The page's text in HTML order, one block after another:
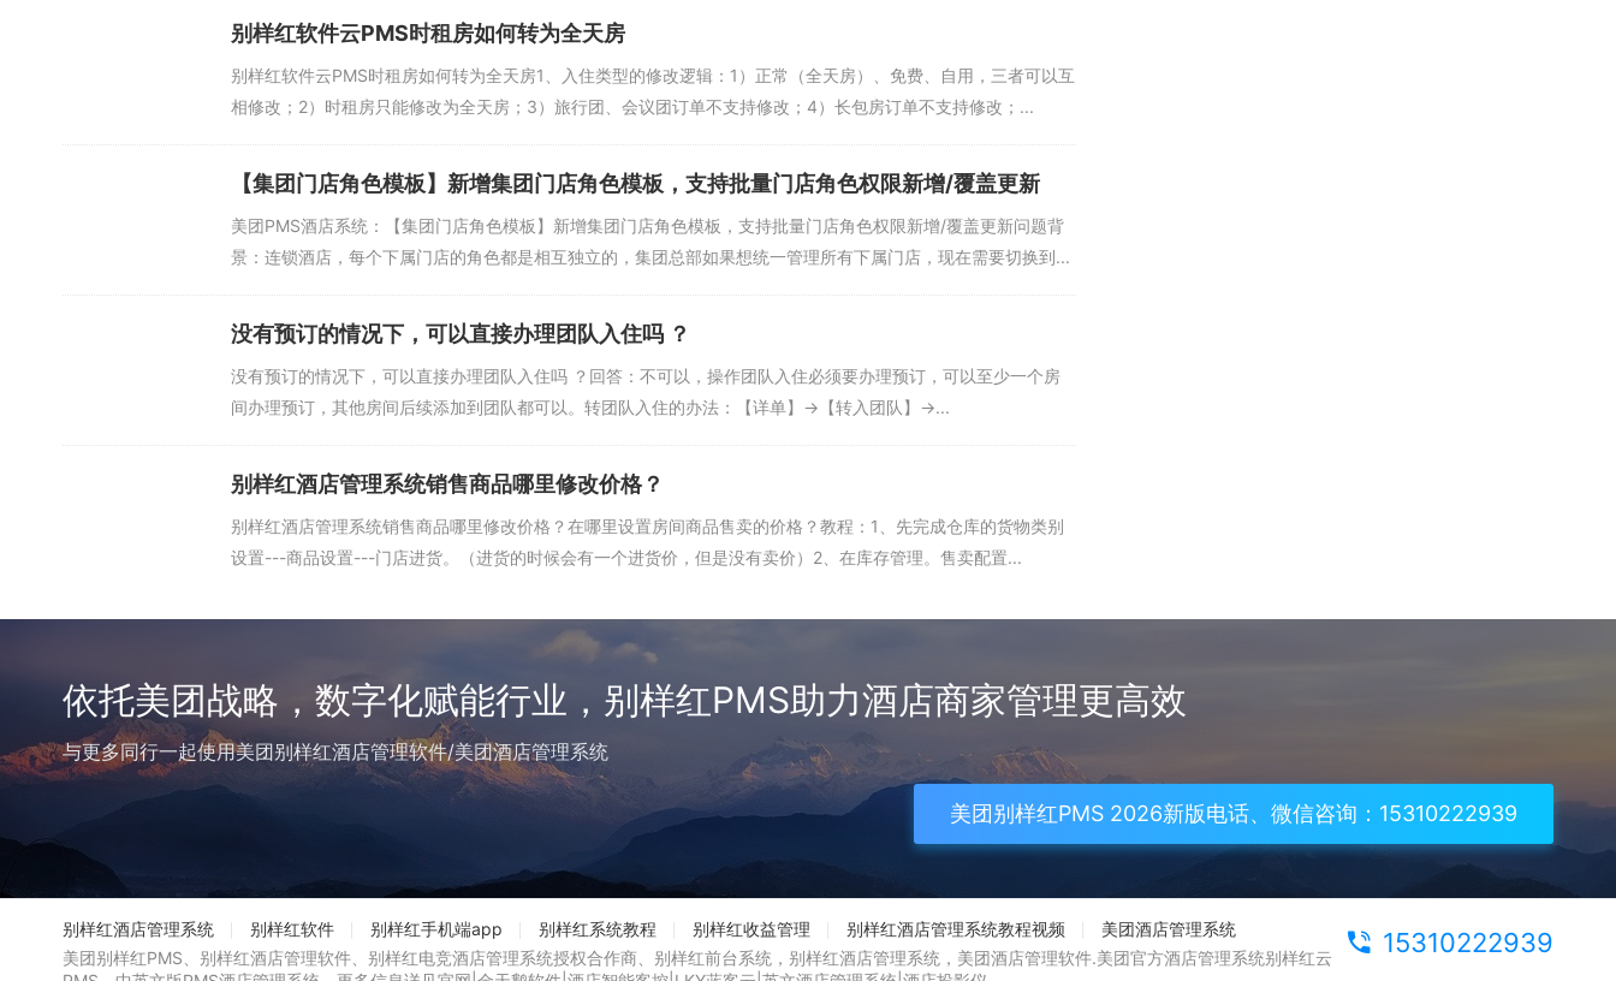
别样红软件云PMS时租房如何转为全天房
别样红软件云PMS时租房如何转为全天房1、入住类型的修改逻辑：1）正常（全天房）、免费、自用，三者可以互
相修改；2）时租房只能修改为全天房；3）旅行团、会议团订单不支持修改；4）长包房订单不支持修改；...
【集团门店角色模板】新增集团门店角色模板，支持批量门店角色权限新增/覆盖更新
美团PMS酒店系统：【集团门店角色模板】新增集团门店角色模板，支持批量门店角色权限新增/覆盖更新问题背
景：连锁酒店，每个下属门店的角色都是相互独立的，集团总部如果想统一管理所有下属门店，现在需要切换到...
没有预订的情况下，可以直接办理团队入住吗 ？
没有预订的情况下，可以直接办理团队入住吗 ？回答：不可以，操作团队入住必须要办理预订，可以至少一个房
间办理预订，其他房间后续添加到团队都可以。转团队入住的办法：【详单】->【转入团队】->...
别样红酒店管理系统销售商品哪里修改价格？
别样红酒店管理系统销售商品哪里修改价格？在哪里设置房间商品售卖的价格？教程：1、先完成仓库的货物类别
设置---商品设置---门店进货。（进货的时候会有一个进货价，但是没有卖价）2、在库存管理。售卖配置...
依托美团战略，数字化赋能行业，别样红PMS助力酒店商家管理更高效
与更多同行一起使用美团别样红酒店管理软件/美团酒店管理系统
美团别样红PMS 2026新版电话、微信咨询：15310222939
15310222939
别样红酒店管理系统 别样红软件 别样红手机端app 别样红系统教程 别样红收益管理 别样红酒店管理系统教程视频
美团酒店管理系统
美团别样红PMS、别样红酒店管理软件、别样红电竞酒店管理系统授权合作商、别样红前台系统，别样红酒店管理系统，美团酒店管理软件.美团官方酒店管理系统别样红云